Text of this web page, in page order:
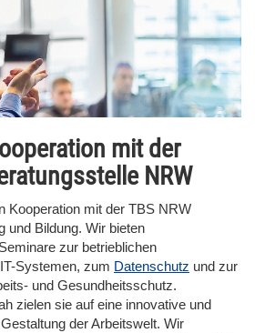
mit der
NRW
Kooperation mit der TBS NRW
und Bildung. Wir bieten
zur betrieblichen
Systemen, zum Datenschutz und zur
und Gesundheitsschutz.
zielen sie auf eine innovative und
der Arbeitswelt. Wir